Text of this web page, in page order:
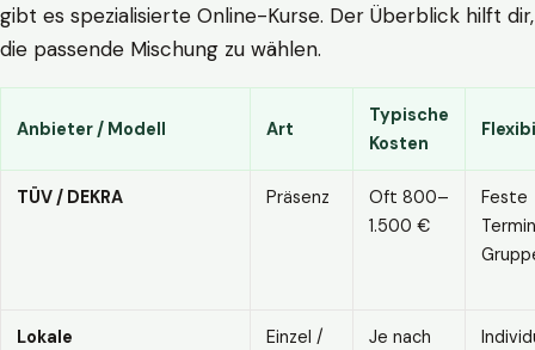
gibt es spezialisierte Online-Kurse. Der Überblick hilft dir,
die passende Mischung zu wählen.
Anbieter / Modell Art
Typische
Kosten
TÜV / DEKRA Präsenz
Oft 800–
1.500 €
Feste
Lokale
Einzel /
Je nach